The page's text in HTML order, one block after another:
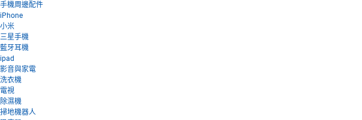
手機周邊配件
iPhone
小米
三星手機
藍牙耳機
ipad
影音與家電
洗衣機
電視
除濕機
掃地機器人